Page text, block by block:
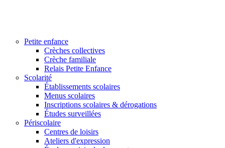
Petite enfance
Crèches collectives
Crèche familiale
Relais Petite Enfance
Scolarité
Établissements scolaires
Menus scolaires
Inscriptions scolaires & dérogations
Études surveillées
Périscolaire
Centres de loisirs
Ateliers d'expression